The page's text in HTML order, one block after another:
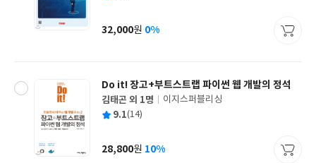
사
가
32,000원 0%
Do it! 장고+부트스트랩 파이썬 웹 개발의 정석
글
쓴
김태곤 외 1명
출
사
이지스퍼블리싱
평 9.1(14)
가
28,800원 10%